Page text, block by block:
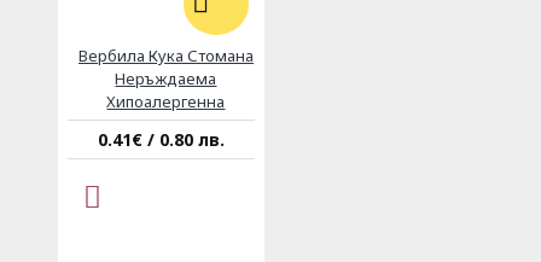
Вербила Кука Стомана
Неръждаема
Хипоалергенна
0.41€ / 0.80 лв.